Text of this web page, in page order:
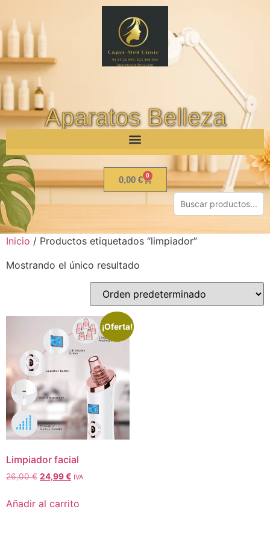
Aparatos Belleza
0,00 € 0
Inicio / Productos etiquetados “limpiador”
Mostrando el único resultado
¡Oferta!
Limpiador facial
26,00€ 24,99€ IVA
Añadir al carrito